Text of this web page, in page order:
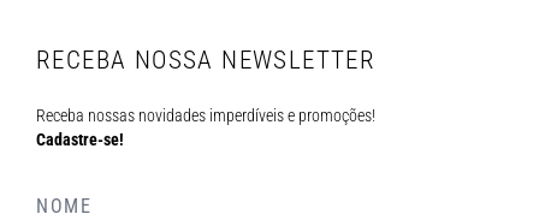
RECEBA NOSSA NEWSLETTER
Receba nossas novidades imperdíveis e promoções!
Cadastre-se!